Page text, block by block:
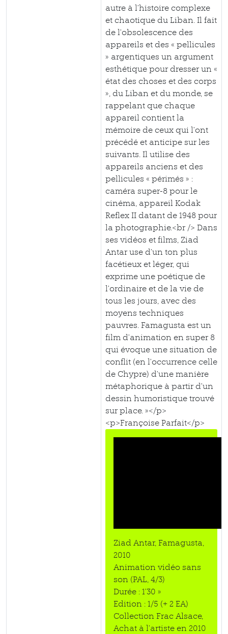
autre à l’histoire complexe
et chaotique du Liban. Il fait
de l’obsolescence des
appareils et des « pellicules
» argentiques un argument
esthétique pour dresser un «
état des choses et des corps
», du Liban et du monde, se
rappelant que chaque
appareil contient la
mémoire de ceux qui l’ont
précédé et anticipe sur les
suivants. Il utilise des
appareils anciens et des
pellicules « périmés » :
caméra super-8 pour le
cinéma, appareil Kodak
Reflex II datant de 1948 pour
la photographie.<br /> Dans
ses vidéos et films, Ziad
Antar use d’un ton plus
facétieux et léger, qui
exprime une poétique de
l’ordinaire et de la vie de
tous les jours, avec des
moyens techniques
pauvres. Famagusta est un
film d’animation en super 8
qui évoque une situation de
conflit (en l’occurrence celle
de Chypre) d’une manière
métaphorique à partir d’un
dessin humoristique trouvé
sur place. »</p>
<p>Françoise Parfait</p>
Ziad Antar, Famagusta,
2010
Animation vidéo sans
son (PAL, 4/3)
Durée : 1’30 »
Edition : 1/5 (+ 2 EA)
Collection Frac Alsace,
Achat à l’artiste en 2010